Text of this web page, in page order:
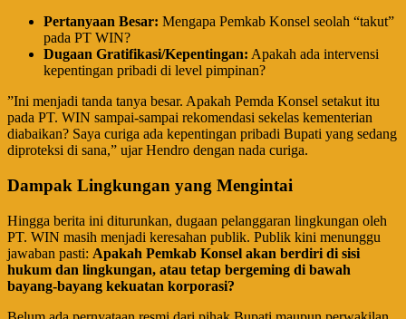
Pertanyaan Besar: Mengapa Pemkab Konsel seolah “takut”
pada PT WIN?
Dugaan Gratifikasi/Kepentingan: Apakah ada intervensi
kepentingan pribadi di level pimpinan?
​”Ini menjadi tanda tanya besar. Apakah Pemda Konsel setakut itu
pada PT. WIN sampai-sampai rekomendasi sekelas kementerian
diabaikan? Saya curiga ada kepentingan pribadi Bupati yang sedang
diproteksi di sana,” ujar Hendro dengan nada curiga.
Dampak Lingkungan yang Mengintai
​Hingga berita ini diturunkan, dugaan pelanggaran lingkungan oleh
PT. WIN masih menjadi keresahan publik. Publik kini menunggu
jawaban pasti: Apakah Pemkab Konsel akan berdiri di sisi
hukum dan lingkungan, atau tetap bergeming di bawah
bayang-bayang kekuatan korporasi?